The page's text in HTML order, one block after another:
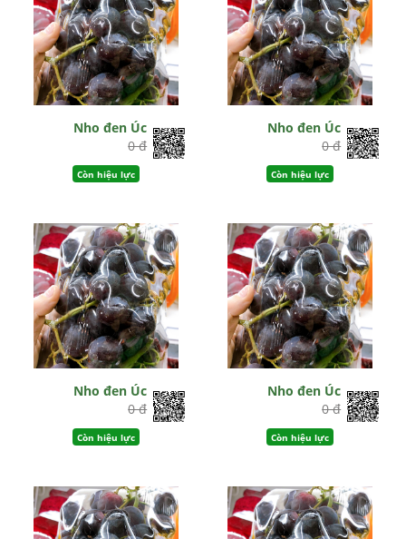
Nho đen Úc
0 đ
Còn hiệu lực
Nho đen Úc
0 đ
Còn hiệu lực
Nho đen Úc
0 đ
Còn hiệu lực
Nho đen Úc
0 đ
Còn hiệu lực